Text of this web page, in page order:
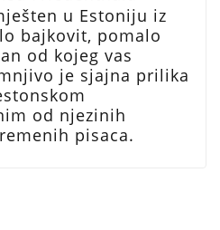
u Estoniju iz
bajkovit, pomalo
od kojeg vas
je sjajna prilika
od njezinih
pisaca.